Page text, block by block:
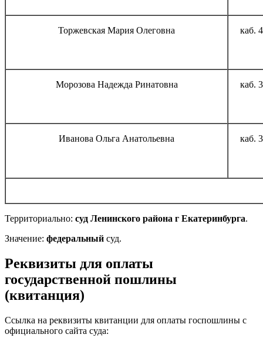
Торжевская Мария Олеговна каб.
Морозова Надежда Ринатовна каб.
Иванова Ольга Анатольевна каб.
Территориально: суд Ленинского района г Екатеринбурга.
Значение: федеральный суд.
Реквизиты для оплаты
государственной пошлины
(квитанция)
Ссылка на реквизиты квитанции для оплаты госпошлины с
официального сайта суда: